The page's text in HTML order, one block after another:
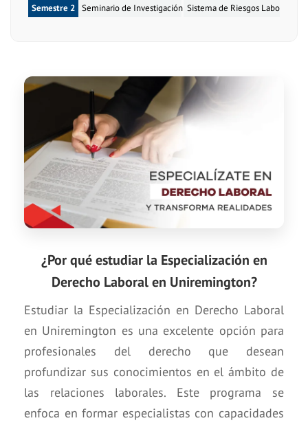
Semestre 2 Seminario de Investigación (2 Créditos)Sistema de Riesgos Laborales
¿Por qué estudiar la Especialización en
Derecho Laboral en Uniremington?
Estudiar la Especialización en Derecho Laboral
en Uniremington es una excelente opción para
profesionales del derecho que desean
profundizar sus conocimientos en el ámbito de
las relaciones laborales. Este programa se
enfoca en formar especialistas con capacidades